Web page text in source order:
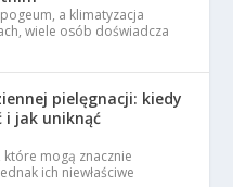
a klimatyzacja
wiele osób doświadcza
pielęgnacji: kiedy
i jak uniknąć
które mogą znacznie
ich niewłaściwe